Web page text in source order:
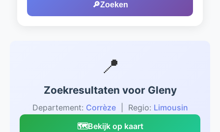
🔎Zoeken
📍
Zoekresultaten voor Gleny
Departement: Corrèze| Regio: Limousin
🗺️Bekijk op kaart